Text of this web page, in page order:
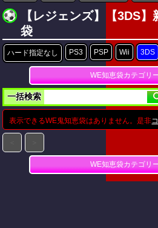
【レジェンズ】【3DS
袋
ハード指定なし PS3 PSP Wii 3DS
WE知恵袋カテゴリ
一括検索
表示できるWE鬼知恵袋はありません。是非
WE知恵袋カテゴリ